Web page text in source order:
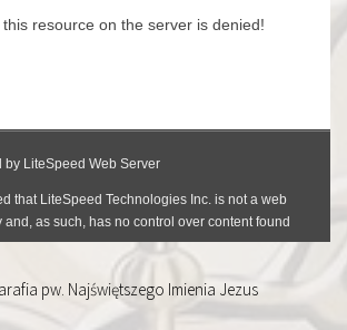
pw. Najświętszego Imienia Jezus